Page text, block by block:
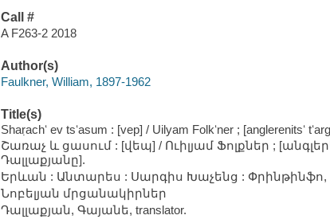
Call #
A F263-2 2018
Author(s)
Faulkner, William, 1897-1962
Title(s)
Shaṛachʻ ev tsʻasum : [vep] / Uilyam Folkʻner ; [anglerenitsʻ
Շառաչ և ցասում : [վեպ] / Ուիլյամ Ֆոլքներ ;
Դալլաքյանը].
Երևան : Անտարես : Սարգիս Խաչենց : Փրինթինֆո,
Նոբելյան մրցանակիրներ
Դալլաքյան, Գայանե, translator.